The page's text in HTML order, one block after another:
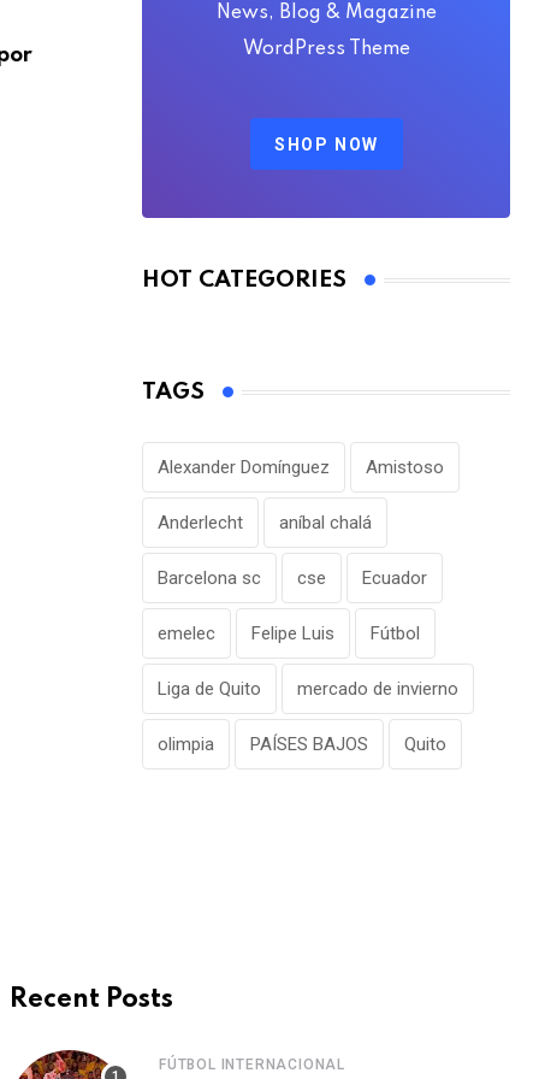
FÚTBOL INTERNACIONAL
Alejandro Domínguez defiende la
AGOSTO 7, 2026
News, Blog & Magazine
WordPress Theme
SHOP NOW
HOT CATEGORIES
TAGS
Alexander Domínguez Amistoso
Anderlecht aníbal chalá
Barcelona sc cse Ecuador
emelec Felipe Luis Fútbol
Liga de Quito mercado de invierno
olimpia PAÍSES BAJOS Quito
Recent Posts
FÚTBOL INTERNACIONAL